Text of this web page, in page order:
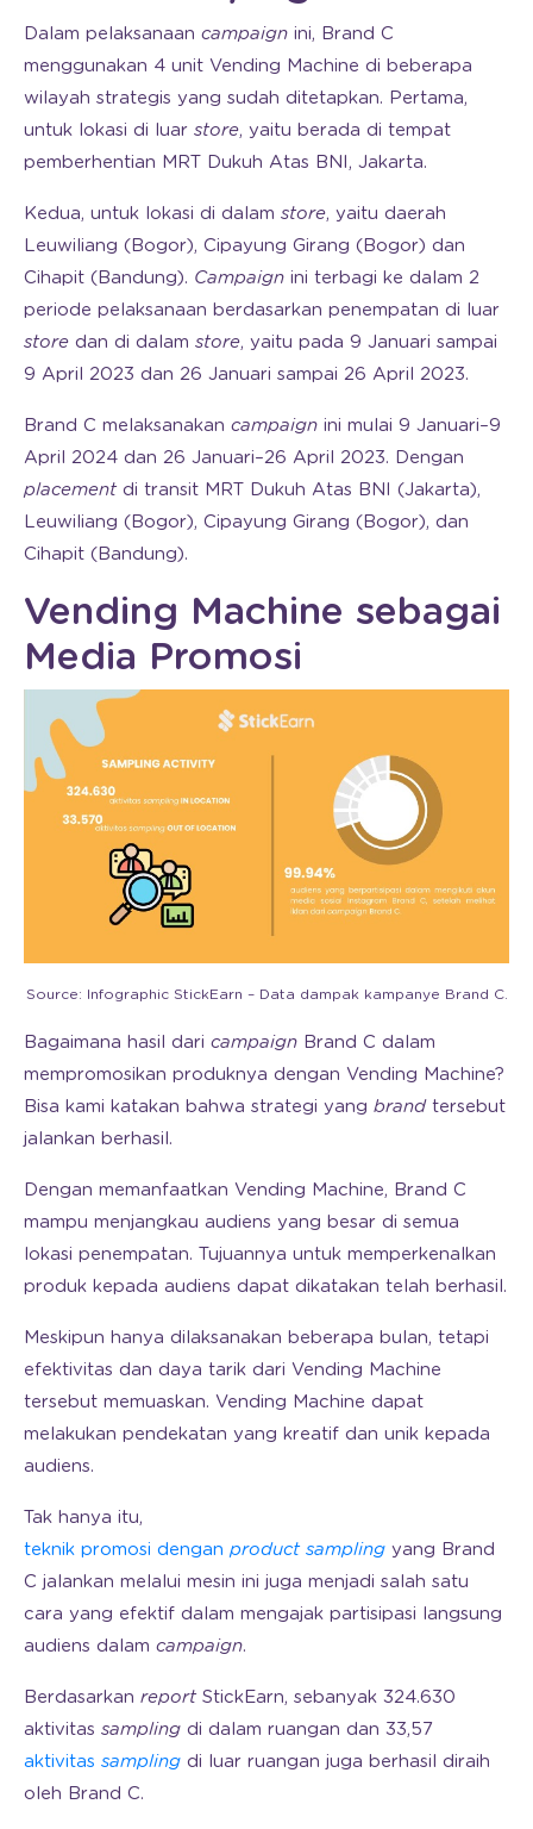
Dalam pelaksanaan campaign ini, Brand C
menggunakan 4 unit Vending Machine di beberapa
wilayah strategis yang sudah ditetapkan. Pertama,
untuk lokasi di luar store, yaitu berada di tempat
pemberhentian MRT Dukuh Atas BNI, Jakarta.
Kedua, untuk lokasi di dalam store, yaitu daerah
Leuwiliang (Bogor), Cipayung Girang (Bogor) dan
Cihapit (Bandung). Campaign ini terbagi ke dalam 2
periode pelaksanaan berdasarkan penempatan di luar
store dan di dalam store, yaitu pada 9 Januari sampai
9 April 2023 dan 26 Januari sampai 26 April 2023.
Brand C melaksanakan campaign ini mulai 9 Januari–9
April 2024 dan 26 Januari–26 April 2023. Dengan
placementdi transit MRT Dukuh Atas BNI (Jakarta),
Leuwiliang (Bogor), Cipayung Girang (Bogor), dan
Cihapit (Bandung).
Vending Machine sebagai
Media Promosi
Source: Infographic StickEarn – Data dampak kampanye Brand C.
Bagaimana hasil dari campaign Brand C dalam
mempromosikan produknya dengan Vending Machine?
Bisa kami katakan bahwa strategi yang brandtersebut
jalankan berhasil.
Dengan memanfaatkan Vending Machine, Brand C
mampu menjangkau audiens yang besar di semua
lokasi penempatan. Tujuannya untuk memperkenalkan
produk kepada audiens dapat dikatakan telah berhasil.
Meskipun hanya dilaksanakan beberapa bulan, tetapi
efektivitas dan daya tarik dari Vending Machine
tersebut memuaskan. Vending Machine dapat
melakukan pendekatan yang kreatif dan unik kepada
audiens.
Tak hanya itu,
teknik promosi dengan product sampling yang Brand
C jalankan melalui mesin ini juga menjadi salah satu
cara yang efektif dalam mengajak partisipasi langsung
audiens dalam campaign.
Berdasarkan reportStickEarn, sebanyak 324.630
aktivitas sampling di dalam ruangan dan 33,57
aktivitas sampling di luar ruangan juga berhasil diraih
oleh Brand C.